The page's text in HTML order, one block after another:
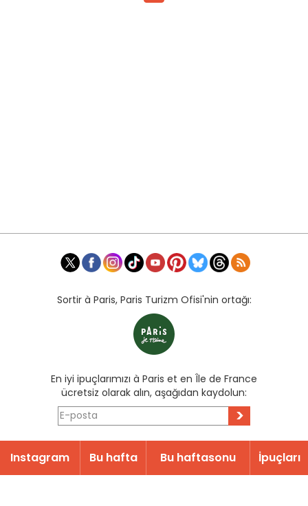
Sortir à Paris, Paris Turizm Ofisi'nin ortağı:
En iyi ipuçlarımızı à Paris et en Île de France
ücretsiz olarak alın, aşağıdan kaydolun:
>
Instagram Bu hafta Bu haftasonu İpuçları